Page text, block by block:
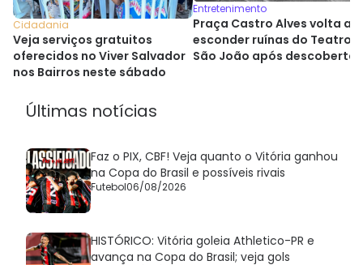
Cidadania
Veja serviços gratuitos
oferecidos no Viver Salvador
nos Bairros neste sábado
Entretenimento
Praça Castro Alves volta a
esconder ruínas do Teatro
São João após descoberta
Últimas notícias
Faz o PIX, CBF! Veja quanto o Vitória ganhou
na Copa do Brasil e possíveis rivais
Futebol06/08/2026
HISTÓRICO: Vitória goleia Athletico-PR e
avança na Copa do Brasil; veja gols